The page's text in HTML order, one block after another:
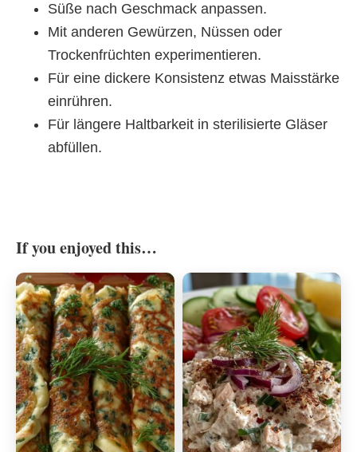
Süße nach Geschmack anpassen.
Mit anderen Gewürzen, Nüssen oder
Trockenfrüchten experimentieren.
Für eine dickere Konsistenz etwas Maisstärke
einrühren.
Für längere Haltbarkeit in sterilisierte Gläser
abfüllen.
If you enjoyed this…